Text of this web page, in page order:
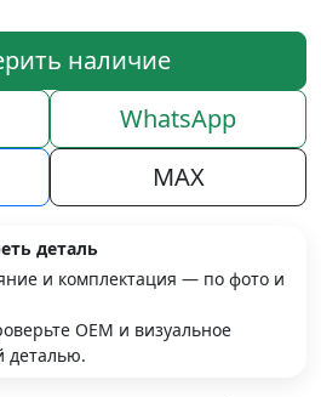
наличие
WhatsApp
MAX
деталь
и комплектация — по фото и
OEM и визуальное
деталью.